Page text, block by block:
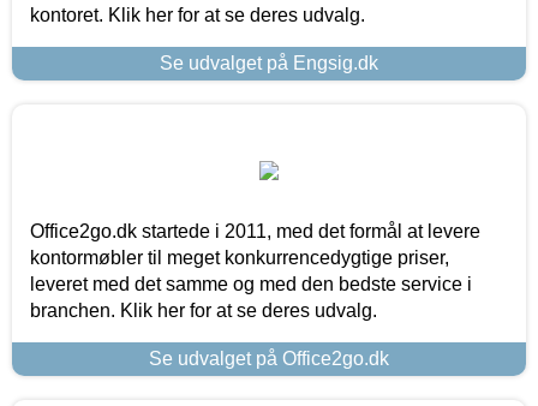
kontoret. Klik her for at se deres udvalg.
Se udvalget på Engsig.dk
Office2go.dk startede i 2011, med det formål at levere
kontormøbler til meget konkurrencedygtige priser,
leveret med det samme og med den bedste service i
branchen. Klik her for at se deres udvalg.
Se udvalget på Office2go.dk